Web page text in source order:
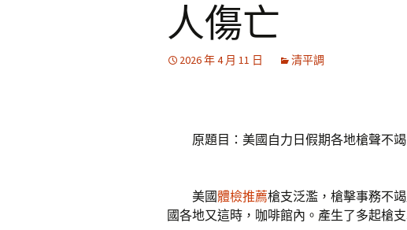
人傷亡
2026 年 4 月 11 日 清平調
原題目：美國自力日假期各地槍聲不竭
美國體檢推薦槍支泛濫，槍擊事務不
國各地又這時，咖啡館內。產生了多起槍